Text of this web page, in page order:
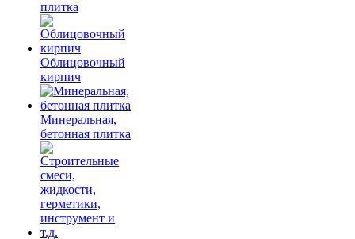
плитка
Облицовочный
кирпич
Минеральная,
бетонная плитка